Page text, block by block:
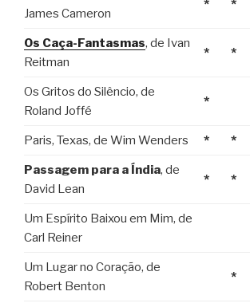
James Cameron
* *
Os Caça-Fantasmas, de Ivan
Reitman
* *
Os Gritos do Silêncio, de
Roland Joffé
*
Paris, Texas, de Wim Wenders * *
Passagem para a Índia, de
David Lean
* *
Um Espírito Baixou em Mim, de
Carl Reiner
Um Lugar no Coração, de
Robert Benton
*